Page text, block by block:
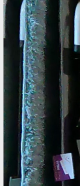
đâu tại TPHCM
nghiêm túc với từng
khách hàng Việt
nhập về kho ...